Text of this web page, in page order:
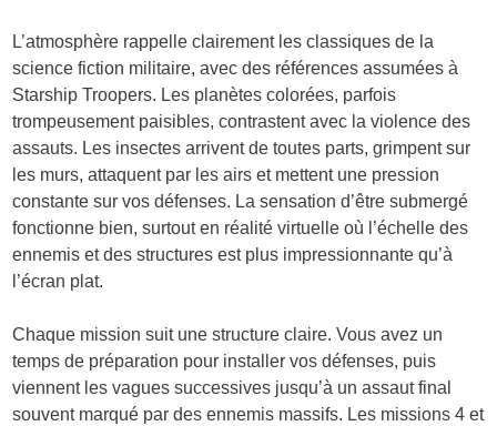
L’atmosphère rappelle clairement les classiques de la
science fiction militaire, avec des références assumées à
Starship Troopers. Les planètes colorées, parfois
trompeusement paisibles, contrastent avec la violence des
assauts. Les insectes arrivent de toutes parts, grimpent sur
les murs, attaquent par les airs et mettent une pression
constante sur vos défenses. La sensation d’être submergé
fonctionne bien, surtout en réalité virtuelle où l’échelle des
ennemis et des structures est plus impressionnante qu’à
l’écran plat.
Chaque mission suit une structure claire. Vous avez un
temps de préparation pour installer vos défenses, puis
viennent les vagues successives jusqu’à un assaut final
souvent marqué par des ennemis massifs. Les missions 4 et